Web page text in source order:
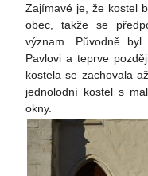
Zajímavé je, že kostel
obec, takže se
význam. Původně
Pavlovi a teprve
kostela se zachovala
jednolodní kostel s
okny.